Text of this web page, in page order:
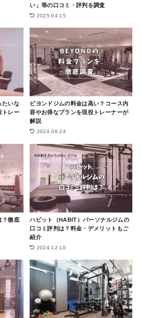
い」等の口コミ・評判を調査
2025.04.15
たいな
トレー
ビヨンドジムの料金は高い？コース内
容やお得なプランを現役トレーナーが
解説
2024.06.24
？徹底
ハビット（HABIT）パーソナルジムの
口コミ評判は？料金・デメリットもご
紹介
2024.12.10